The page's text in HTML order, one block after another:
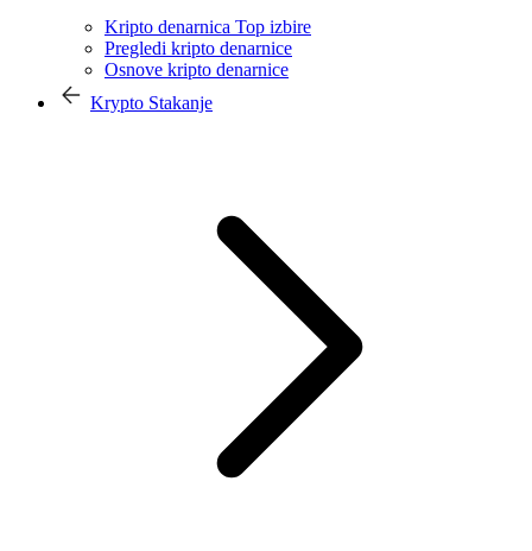
Kripto denarnica Top izbire
Pregledi kripto denarnice
Osnove kripto denarnice
Krypto Stakanje